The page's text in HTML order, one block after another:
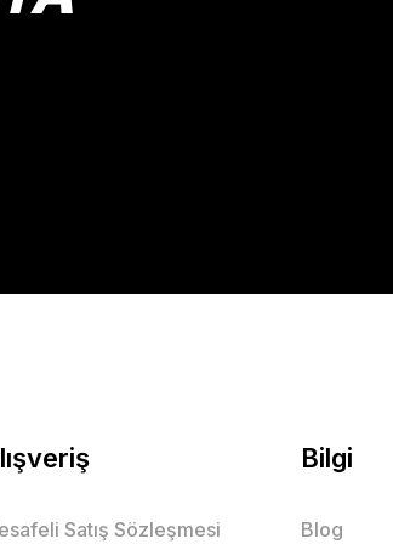
Satış Sözleşmesi
Bilgi
Blog